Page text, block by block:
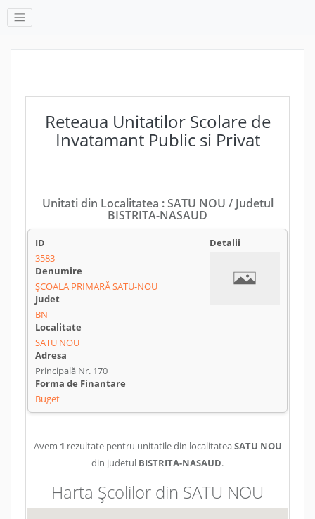
Reteaua Unitatilor Scolare de
Invatamant Public si Privat
Unitati din Localitatea : SATU NOU / Judetul
BISTRITA-NASAUD
3583
ȘCOALA PRIMARĂ SATU-NOU
BN
SATU NOU
Principală Nr. 170
Buget
Avem 1 rezultate pentru unitatile din localitateaSATU NOU
din judetul BISTRITA-NASAUD.
Harta Școlilor din SATU NOU